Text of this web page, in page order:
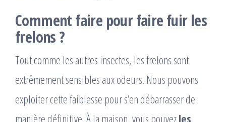
Comment faire pour faire fuir les
frelons ?
Tout comme les autres insectes, les frelons sont
extrêmement sensibles aux odeurs. Nous pouvons
exploiter cette faiblesse pour s’en débarrasser de
manière définitive. À la maison, vous pouvezles